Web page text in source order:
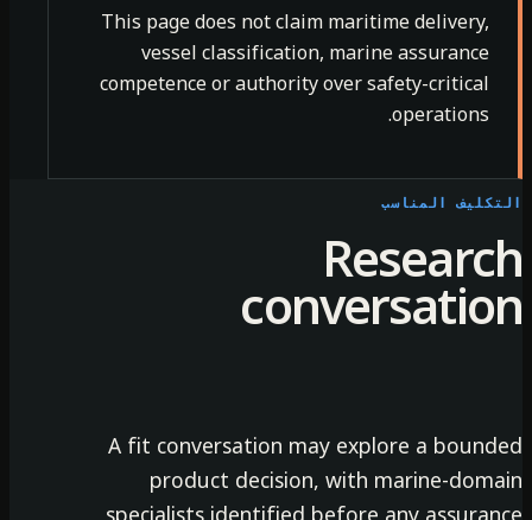
This page does not claim maritime delivery,
vessel classification, marine assurance
competence or authority over safety-critical
operations.
المناسب
A fit conversation may explore a
product decision, with marine-